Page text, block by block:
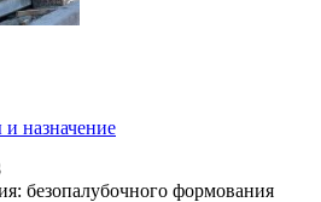
назначение
безопалубочного формования